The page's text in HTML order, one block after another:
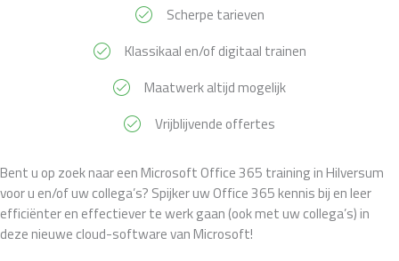
Scherpe tarieven
Klassikaal en/of digitaal trainen
Maatwerk altijd mogelijk
Vrijblijvende offertes
Bent u op zoek naar een Microsoft Office 365 training in Hilversum
voor u en/of uw collega’s? Spijker uw Office 365 kennis bij en leer
efficiënter en effectiever te werk gaan (ook met uw collega’s) in
deze nieuwe cloud-software van Microsoft!